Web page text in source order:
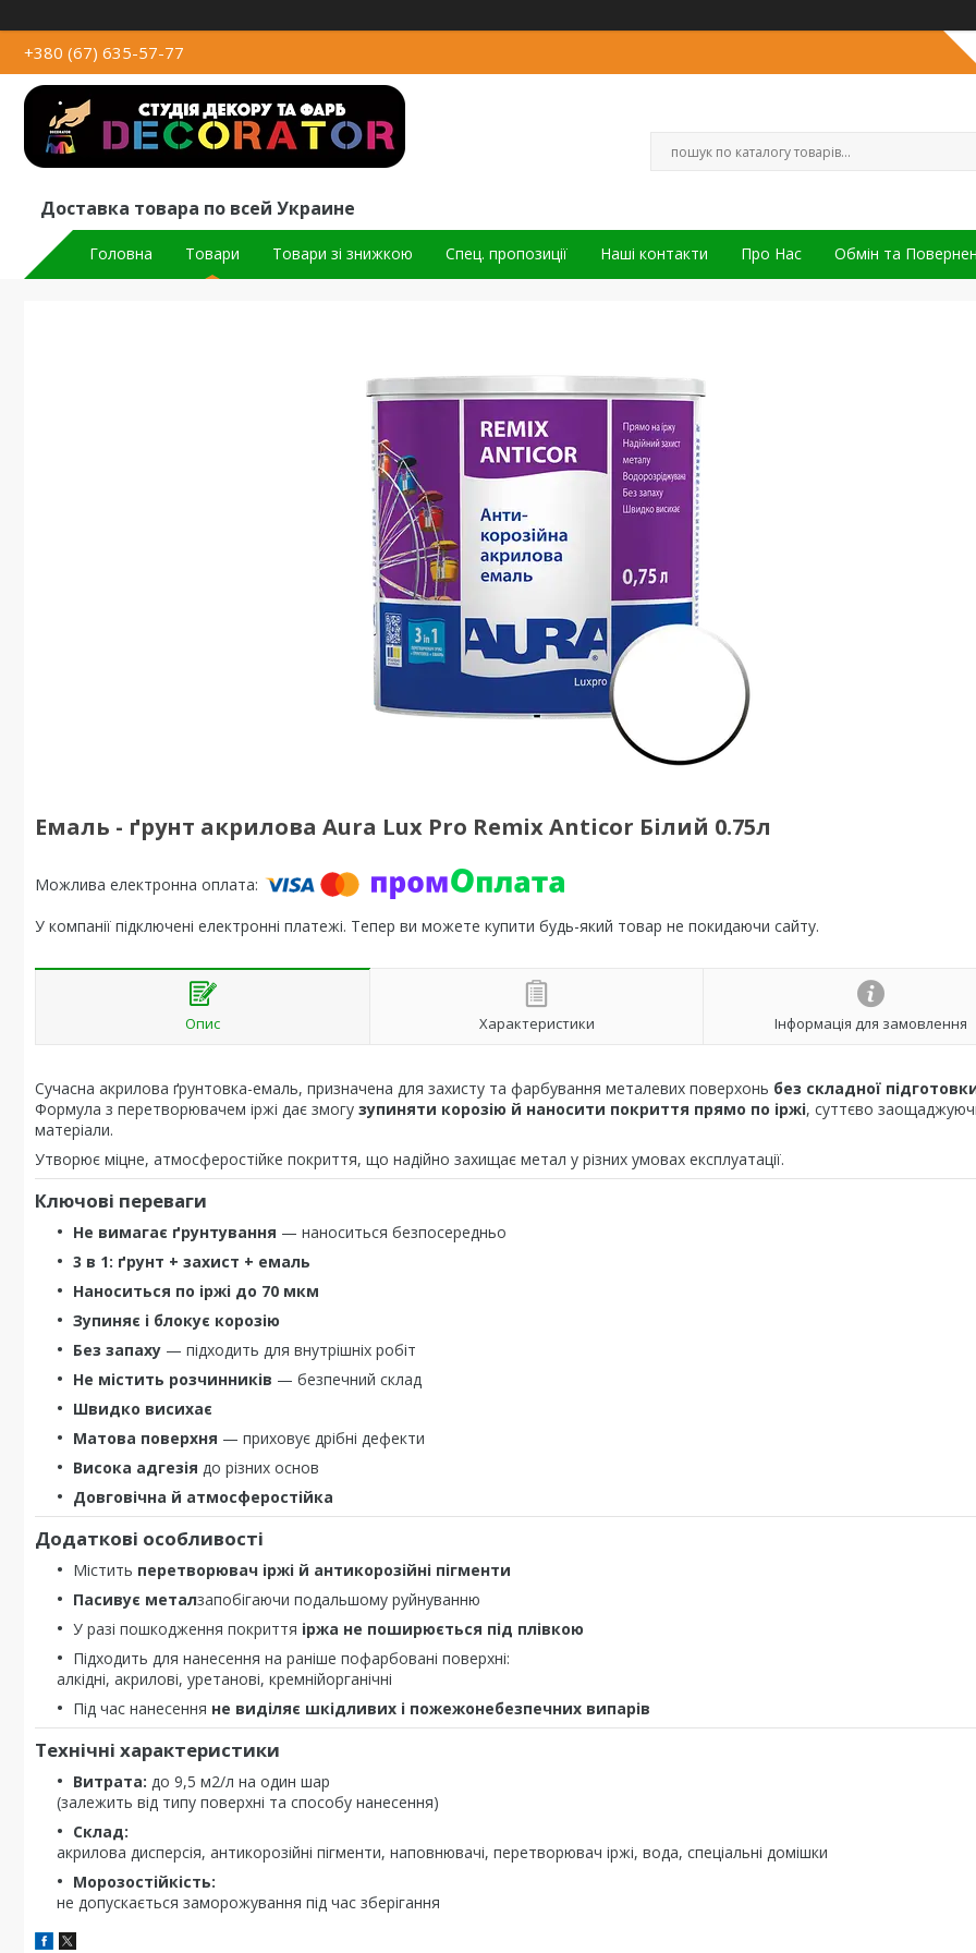
+380 (67) 635-57-77
Доставка товара по всей Украине
Головна Товари Товари зі знижкою Спец. пропозиції Наші контакти Про Нас Обмін та
Емаль - ґрунт акрилова Aura Lux Pro Remix Anticor Білий 0.75л
У компанії підключені електронні платежі. Тепер ви можете купити будь-який товар не покидаючи сайту.
Опис Характеристики Інформація для замовлення
Сучасна акрилова ґрунтовка-емаль, призначена для захисту та фарбування металевих поверхонь без складної
Формула з перетворювачем іржі дає змогу зупиняти корозію й наносити покриття прямо по іржі, суттєво
матеріали.
Утворює міцне, атмосферостійке покриття, що надійно захищає метал у різних умовах експлуатації.
Ключові переваги
Не вимагає ґрунтування — наноситься безпосередньо
3 в 1: ґрунт + захист + емаль
Наноситься по іржі до 70 мкм
Зупиняє і блокує корозію
Без запаху — підходить для внутрішніх робіт
Не містить розчинників — безпечний склад
Швидко висихає
Матова поверхня — приховує дрібні дефекти
Висока адгезія до різних основ
Довговічна й атмосферостійка
Додаткові особливості
Містить перетворювач іржі й антикорозійні пігменти
Пасивує металзапобігаючи подальшому руйнуванню
У разі пошкодження покриття іржа не поширюється під плівкою
Підходить для нанесення на раніше пофарбовані поверхні:
алкідні, акрилові, уретанові, кремнійорганічні
Під час нанесення не виділяє шкідливих і пожежонебезпечних випарів
Технічні характеристики
Витрата: до 9,5 м2/л на один шар
(залежить від типу поверхні та способу нанесення)
Склад:
акрилова дисперсія, антикорозійні пігменти, наповнювачі, перетворювач іржі, вода, спеціальні домішки
Морозостійкість:
не допускається заморожування під час зберігання